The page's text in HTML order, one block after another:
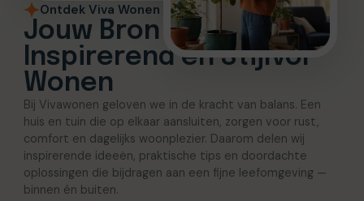
Ontdek Viva Wonen
Jouw Bron voor
Inspirerend en Stijlvol
Wonen
Bij Vivawonen geloven we in de kracht van balans. Een
huis en tuin die op elkaar aansluiten, zorgen voor rust,
comfort en dagelijks woonplezier. Daarom delen wij
inspirerende ideeën, praktische tips en doordachte
oplossingen die bijdragen aan een fijne leefomgeving —
binnen én buiten.